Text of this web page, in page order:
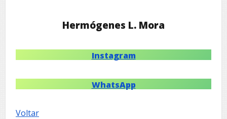
Hermógenes L. Mora
Instagram
WhatsApp
Voltar